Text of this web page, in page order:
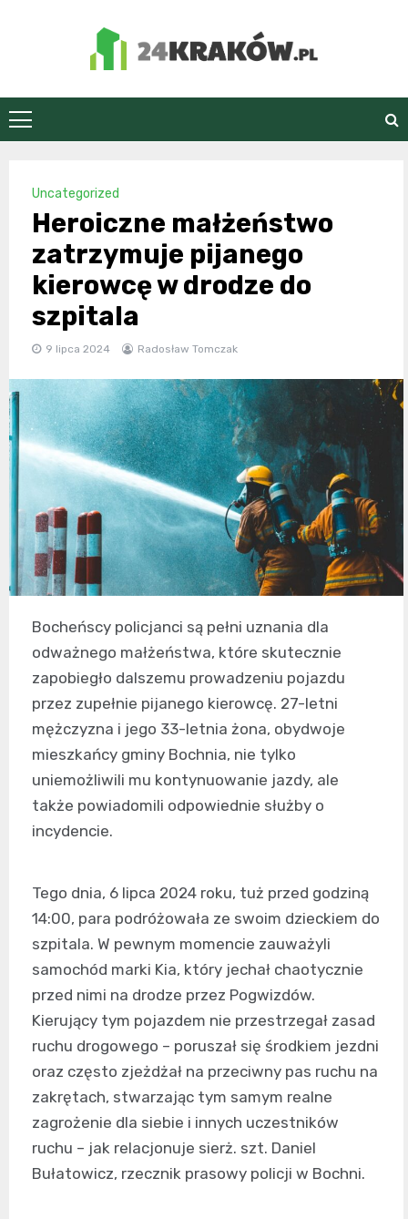
24Kraków.pl
Uncategorized
Heroiczne małżeństwo
zatrzymuje pijanego
kierowcę w drodze do
szpitala
9 lipca 2024 Radosław Tomczak
Bocheńscy policjanci są pełni uznania dla
odważnego małżeństwa, które skutecznie
zapobiegło dalszemu prowadzeniu pojazdu
przez zupełnie pijanego kierowcę. 27-letni
mężczyzna i jego 33-letnia żona, obydwoje
mieszkańcy gminy Bochnia, nie tylko
uniemożliwili mu kontynuowanie jazdy, ale
także powiadomili odpowiednie służby o
incydencie.
Tego dnia, 6 lipca 2024 roku, tuż przed godziną
14:00, para podróżowała ze swoim dzieckiem do
szpitala. W pewnym momencie zauważyli
samochód marki Kia, który jechał chaotycznie
przed nimi na drodze przez Pogwizdów.
Kierujący tym pojazdem nie przestrzegał zasad
ruchu drogowego – poruszał się środkiem jezdni
oraz często zjeżdżał na przeciwny pas ruchu na
zakrętach, stwarzając tym samym realne
zagrożenie dla siebie i innych uczestników
ruchu – jak relacjonuje sierż. szt. Daniel
Bułatowicz, rzecznik prasowy policji w Bochni.